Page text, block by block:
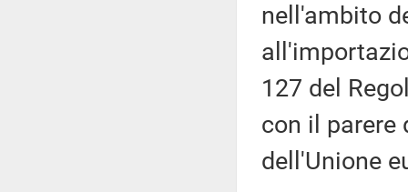
nell'ambito
127 del
con il parere
dell'Unione